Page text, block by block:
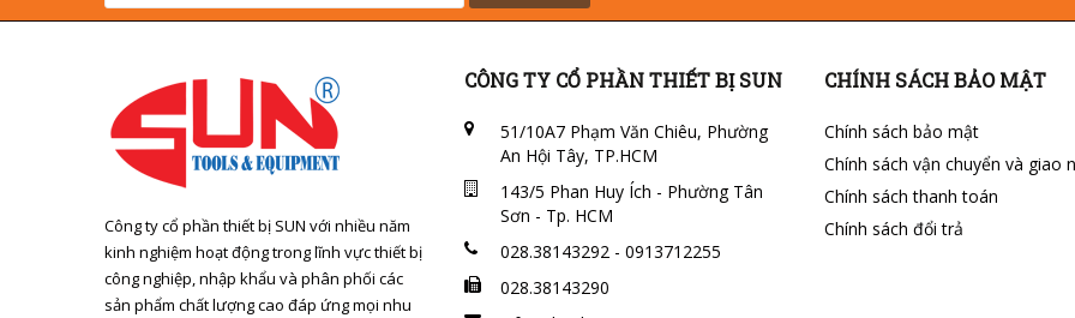
Công ty cổ phần thiết bị SUN với nhiều năm
kinh nghiệm hoạt động trong lĩnh vực thiết bị
công nghiệp, nhập khẩu và phân phối các
sản phẩm chất lượng cao đáp ứng mọi nhu
CÔNG TY CỔ PHẦN THIẾT BỊ SUN
51/10A7 Phạm Văn Chiêu, Phường
An Hội Tây, TP.HCM
143/5 Phan Huy Ích - Phường Tân
Sơn - Tp. HCM
028.38143292 - 0913712255
028.38143290
CHÍNH SÁCH BẢO MẬT
Chính sách bảo mật
Chính sách vận chuyển và giao
Chính sách thanh toán
Chính sách đổi trả